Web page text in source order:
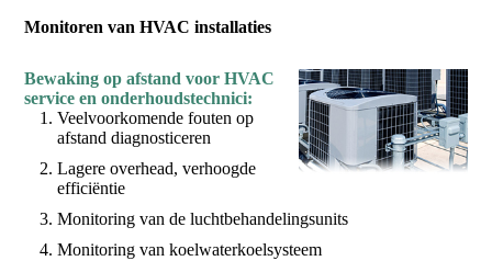
Monitoren van HVAC installaties
Bewaking op afstand voor HVAC
service en onderhoudstechnici:
Veelvoorkomende fouten op
afstand diagnosticeren
Lagere overhead, verhoogde
efficiëntie
Monitoring van de luchtbehandelingsunits
Monitoring van koelwaterkoelsysteem